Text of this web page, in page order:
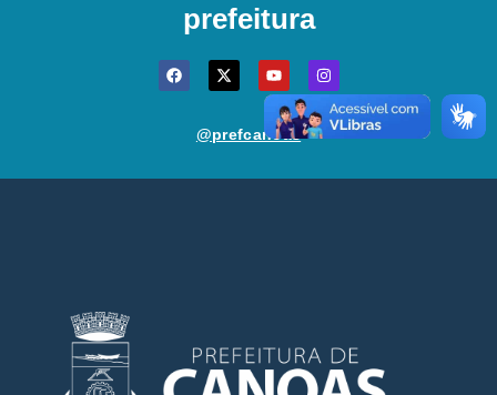
prefeitura
@prefcanoas